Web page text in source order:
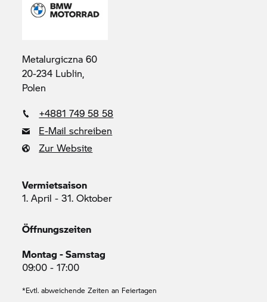
Metalurgiczna 60
20-234 Lublin,
Polen
+4881 749 58 58
E-Mail schreiben
Zur Website
Vermietsaison
1. April - 31. Oktober
Öffnungszeiten
Montag - Samstag
09:00 - 17:00
*Evtl. abweichende Zeiten an Feiertagen